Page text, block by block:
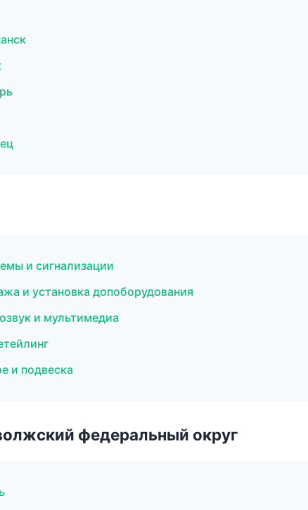
и сигнализации
и установка допоборудования
и мультимедиа
и подвеска
федеральный округ